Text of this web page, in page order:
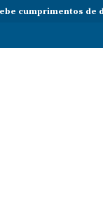
cumprimentos de